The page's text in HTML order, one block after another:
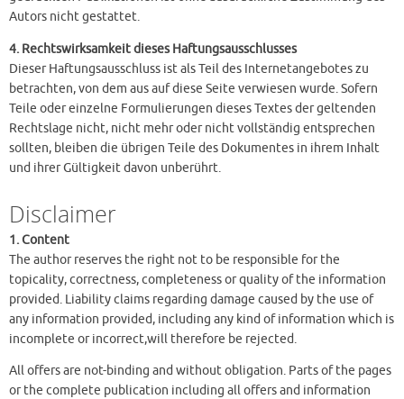
Autors nicht gestattet.
4. Rechtswirksamkeit dieses Haftungsausschlusses
Dieser Haftungsausschluss ist als Teil des Internetangebotes zu
betrachten, von dem aus auf diese Seite verwiesen wurde. Sofern
Teile oder einzelne Formulierungen dieses Textes der geltenden
Rechtslage nicht, nicht mehr oder nicht vollständig entsprechen
sollten, bleiben die übrigen Teile des Dokumentes in ihrem Inhalt
und ihrer Gültigkeit davon unberührt.
Disclaimer
1. Content
The author reserves the right not to be responsible for the
topicality, correctness, completeness or quality of the information
provided. Liability claims regarding damage caused by the use of
any information provided, including any kind of information which is
incomplete or incorrect,will therefore be rejected.
All offers are not-binding and without obligation. Parts of the pages
or the complete publication including all offers and information